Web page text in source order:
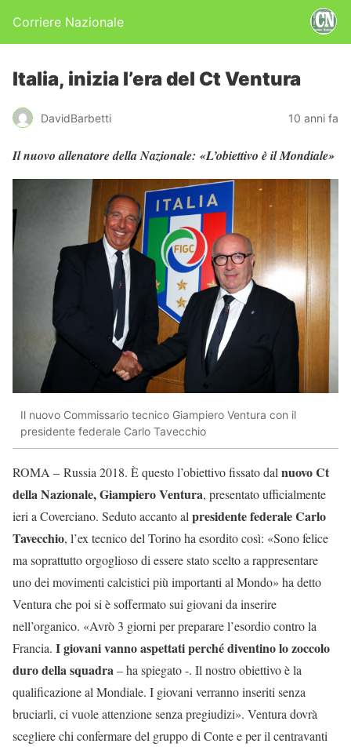
Corriere Nazionale
Italia, inizia l’era del Ct Ventura
DavidBarbetti 10 anni fa
Il nuovo allenatore della Nazionale: «L’obiettivo è il Mondiale»
Il nuovo Commissario tecnico Giampiero Ventura con il
presidente federale Carlo Tavecchio
ROMA – Russia 2018. È questo l’obiettivo fissato dal nuovo Ct
della Nazionale, Giampiero Ventura, presentato ufficialmente
ieri a Coverciano. Seduto accanto al presidente federale Carlo
Tavecchio, l’ex tecnico del Torino ha esordito così: «Sono felice
ma soprattutto orgoglioso di essere stato scelto a rappresentare
uno dei movimenti calcistici più importanti al Mondo» ha detto
Ventura che poi si è soffermato sui giovani da inserire
nell’organico. «Avrò 3 giorni per preparare l’esordio contro la
Francia. I giovani vanno aspettati perché diventino lo zoccolo
duro della squadra– ha spiegato -. Il nostro obiettivo è la
qualificazione al Mondiale. I giovani verranno inseriti senza
bruciarli, ci vuole attenzione senza pregiudizi». Ventura dovrà
scegliere chi confermare del gruppo di Conte e per il centravanti